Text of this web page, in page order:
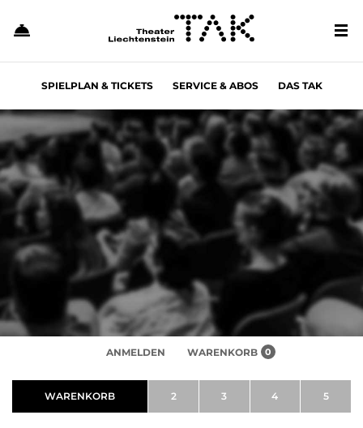
E-Mail: vorverkauf@tak.li
Tickets online buchen
Gutscheine
SPIELPLAN & TICKETS SERVICE & ABOS DAS TAK
ANMELDEN WARENKORB 0
WARENKORB 2 3 4 5